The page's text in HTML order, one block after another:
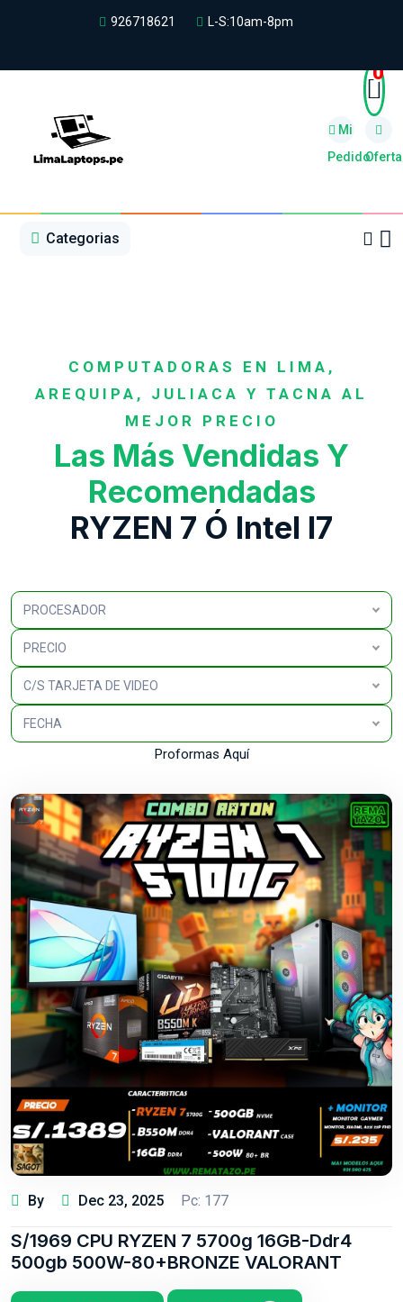
926718621 L-S:10am-8pm
Mi
Pedido
0
Categorias
COMPUTADORAS EN LIMA,
AREQUIPA, JULIACA Y TACNA AL
MEJOR PRECIO
Las Más Vendidas Y
Recomendadas
RYZEN 7 Ó Intel I7
PROCESADOR
PRECIO
C/S TARJETA DE VIDEO
FECHA
Proformas Aquí
By Dec 23, 2025 Pc: 177
S/1969 CPU RYZEN 7 5700g 16GB-Ddr4
500gb 500W-80+BRONZE VALORANT